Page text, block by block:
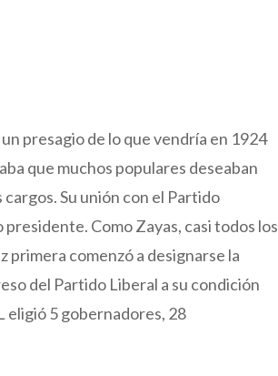
presagio de lo que vendría en 1924
que muchos populares deseaban
Su unión con el Partido
Como Zayas, casi todos los
primera comenzó a designarse la
del Partido Liberal a su condición
eligió 5 gobernadores, 28